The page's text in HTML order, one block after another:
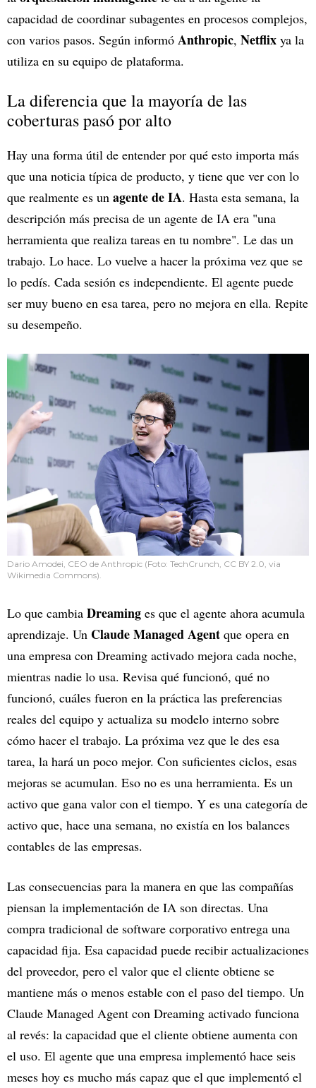
capacidad de coordinar subagentes en procesos complejos,
con varios pasos. Según informó Anthropic, Netflix ya la
utiliza en su equipo de plataforma.
La diferencia que la mayoría de las
coberturas pasó por alto
Hay una forma útil de entender por qué esto importa más
que una noticia típica de producto, y tiene que ver con lo
que realmente es un agente de IA. Hasta esta semana, la
descripción más precisa de un agente de IA era "una
herramienta que realiza tareas en tu nombre". Le das un
trabajo. Lo hace. Lo vuelve a hacer la próxima vez que se
lo pedís. Cada sesión es independiente. El agente puede
ser muy bueno en esa tarea, pero no mejora en ella. Repite
su desempeño.
Dario Amodei, CEO de Anthropic (Foto: TechCrunch, CC BY 2.0, via
Wikimedia Commons).
Lo que cambia Dreaming es que el agente ahora acumula
aprendizaje. Un Claude Managed Agent que opera en
una empresa con Dreaming activado mejora cada noche,
mientras nadie lo usa. Revisa qué funcionó, qué no
funcionó, cuáles fueron en la práctica las preferencias
reales del equipo y actualiza su modelo interno sobre
cómo hacer el trabajo. La próxima vez que le des esa
tarea, la hará un poco mejor. Con suficientes ciclos, esas
mejoras se acumulan. Eso no es una herramienta. Es un
activo que gana valor con el tiempo. Y es una categoría de
activo que, hace una semana, no existía en los balances
contables de las empresas.
Las consecuencias para la manera en que las compañías
piensan la implementación de IA son directas. Una
compra tradicional de software corporativo entrega una
capacidad fija. Esa capacidad puede recibir actualizaciones
del proveedor, pero el valor que el cliente obtiene se
mantiene más o menos estable con el paso del tiempo. Un
Claude Managed Agent con Dreaming activado funciona
al revés: la capacidad que el cliente obtiene aumenta con
el uso. El agente que una empresa implementó hace seis
meses hoy es mucho más capaz que el que implementó el